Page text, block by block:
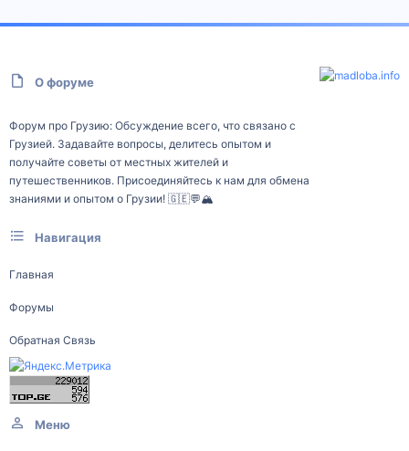
О форуме
Форум про Грузию: Обсуждение всего, что связано с
Грузией. Задавайте вопросы, делитесь опытом и
получайте советы от местных жителей и
путешественников. Присоединяйтесь к нам для обмена
знаниями и опытом о Грузии! 🇬🇪💬🏔️
Навигация
Главная
Форумы
Обратная Связь
Меню